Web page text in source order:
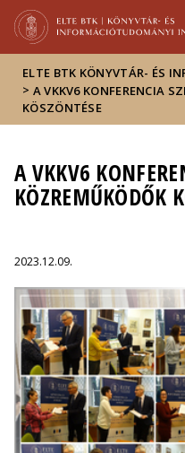
ELTE BTK KÖNYVTÁR- ÉS
> A VKKV6 KONFERENCIA
KÖSZÖNTÉSE
A VKKV6
KÖZREMŰKÖDŐK
2023.12.09.